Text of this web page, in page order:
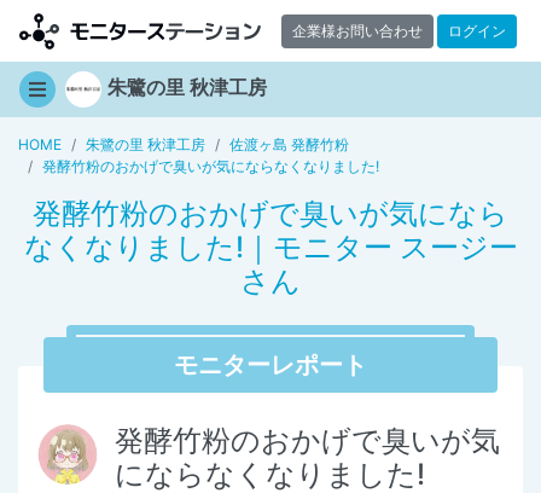
企業様お問い合わせ ログイン
朱鷺の里 秋津工房
HOME 朱鷺の里 秋津工房
佐渡ヶ島 発酵竹粉
発酵竹粉のおかげで臭いが気にならなくなりました!
発酵竹粉のおかげで臭いが気になら
なくなりました!｜モニター スージー
さん
モニターレポート
発酵竹粉のおかげで臭いが気
にならなくなりました!